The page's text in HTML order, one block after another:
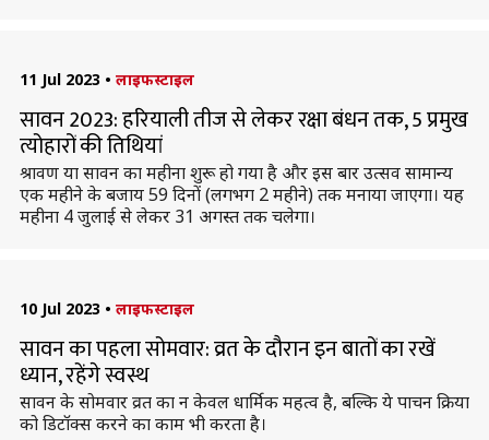
11 Jul 2023 • लाइफस्टाइल
सावन 2023: हरियाली तीज से लेकर रक्षा बंधन तक, 5 प्रमुख
त्योहारों की तिथियां
श्रावण या सावन का महीना शुरू हो गया है और इस बार उत्सव सामान्य
एक महीने के बजाय 59 दिनों (लगभग 2 महीने) तक मनाया जाएगा। यह
महीना 4 जुलाई से लेकर 31 अगस्त तक चलेगा।
10 Jul 2023 • लाइफस्टाइल
सावन का पहला सोमवार: व्रत के दौरान इन बातों का रखें
ध्यान, रहेंगे स्वस्थ
सावन के सोमवार व्रत का न केवल धार्मिक महत्व है, बल्कि ये पाचन क्रिया
को डिटॉक्स करने का काम भी करता है।